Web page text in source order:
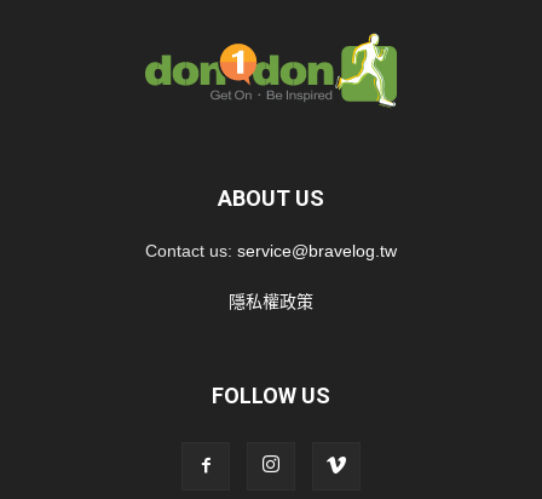
ABOUT US
Contact us: service@bravelog.tw
隱私權政策
FOLLOW US